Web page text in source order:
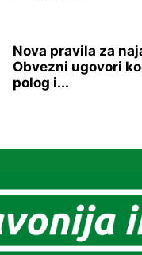
Nova pravila za
Obvezni ugovori
polog i...